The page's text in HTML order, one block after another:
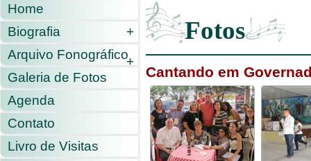
Home
Biografia
+
Arquivo Fonográfico+
Galeria de Fotos
Agenda
Contato
Livro de Visitas
Fotos
Cantando em